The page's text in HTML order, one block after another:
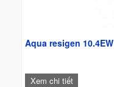
Aqua resigen 10.4EW
Xem chi tiết